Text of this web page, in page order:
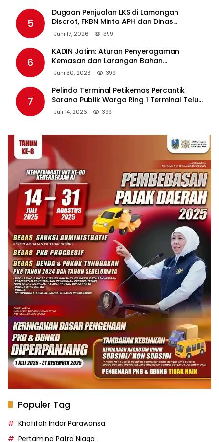
5
Dugaan Penjualan LKS di Lamongan
Disorot, FKBN Minta APH dan Dinas
Pendidikan Bertindak Tegas.
Juni 17, 2026 399
6
KADIN Jatim: Aturan Penyeragaman
Kemasan dan Larangan Bahan
Tambahan Berpotensi Ganggu Industri
Juni 30, 2026 399
7
Pelindo Terminal Petikemas Percantik
Sarana Publik Warga Ring 1 Terminal Teluk
Lamong Lewat Program TJSL
Juli 14, 2026 399
Populer Tag
Khofifah Indar Parawansa
Pertamina Patra Niaga